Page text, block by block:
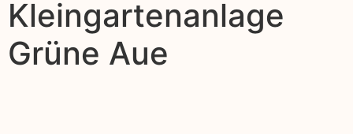
Kleingartenanlage
Grüne Aue